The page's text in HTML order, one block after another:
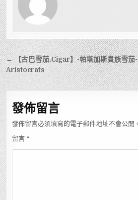
文
章
導
覽
← 【古巴雪茄,Cigar】-帕塔加斯貴族雪
Aristocrats
發佈留言
發佈留言必須填寫的電子郵件地址不會公開
留言 *